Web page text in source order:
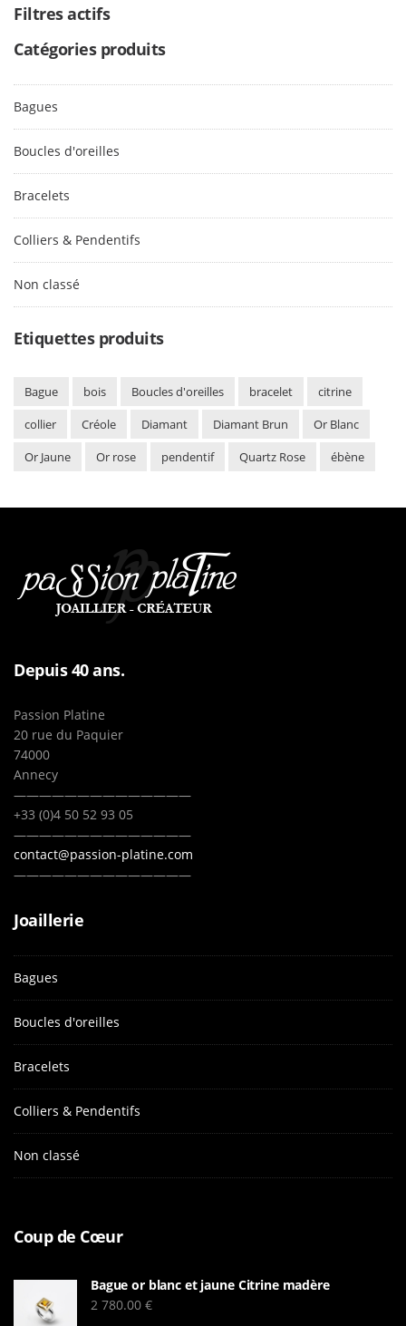
Filtres actifs
Catégories produits
Bagues
Boucles d'oreilles
Bracelets
Colliers & Pendentifs
Non classé
Etiquettes produits
Bague bois Boucles d'oreilles bracelet
citrine
collier
Créole Diamant Diamant Brun
Or Blanc
Or Jaune
Or rose pendentif Quartz Rose ébène
Depuis 40 ans.
Passion Platine
20 rue du Paquier
74000
Annecy
——————————————
+33 (0)4 50 52 93 05
——————————————
contact@passion-platine.com
——————————————
Joaillerie
Bagues
Boucles d'oreilles
Bracelets
Colliers & Pendentifs
Non classé
Coup de Cœur
Bague or blanc et jaune Citrine madère
2 780.00 €